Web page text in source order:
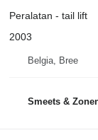
Peralatan - tail lift
2003
Belgia, Bree
Smeets &